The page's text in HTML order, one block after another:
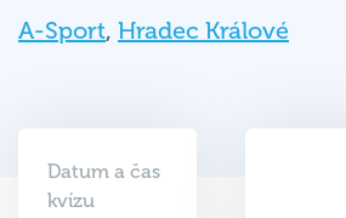
A-Sport, Hradec Králové
Datum a čas
kvízu